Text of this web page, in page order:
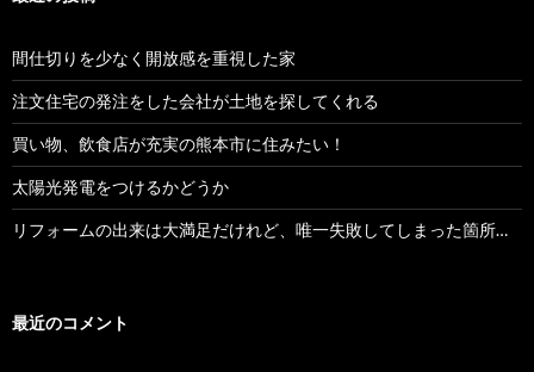
ー
シ
ョ
ン
間仕切りを少なく開放感を重視した家
注文住宅の発注をした会社が土地を探してくれる
買い物、飲食店が充実の熊本市に住みたい！
太陽光発電をつけるかどうか
リフォームの出来は大満足だけれど、唯一失敗してしまった箇所…
最近のコメント